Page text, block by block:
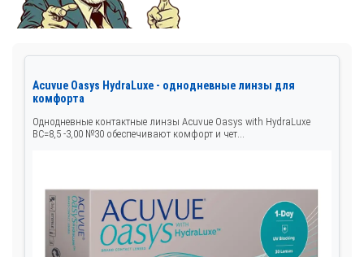
Acuvue Oasys HydraLuxe - однодневные линзы для
комфорта
Однодневные контактные линзы Acuvue Oasys with HydraLuxe
BC=8,5 -3,00 №30 обеспечивают комфорт и чет...